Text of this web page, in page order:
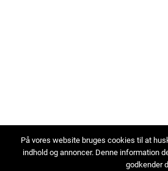
På vores website bruges cookies til at
indhold og annoncer. Denne information
godkender